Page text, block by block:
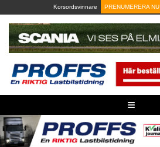
to
content
Korsordsvinnare PRENUMERERA NU
≡